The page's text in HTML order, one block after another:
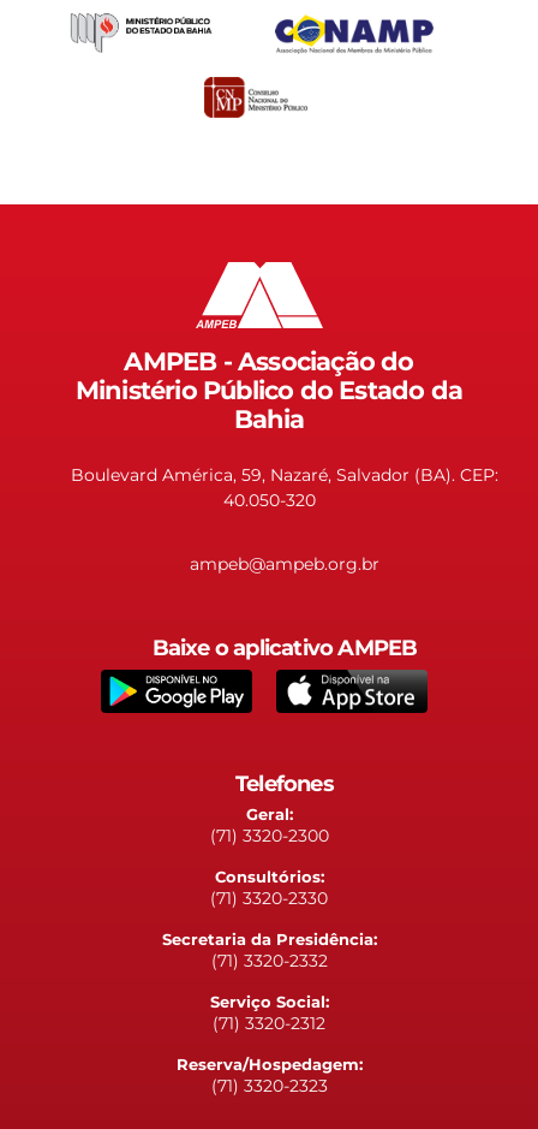
AMPEB - Associação do
Ministério Público do Estado da
Bahia
Boulevard América, 59, Nazaré, Salvador (BA). CEP:
40.050-320
ampeb@ampeb.org.br
Baixe o aplicativo AMPEB
Telefones
Geral:
(71) 3320-2300
Consultórios:
(71) 3320-2330
Secretaria da Presidência:
(71) 3320-2332
Serviço Social:
(71) 3320-2312
Reserva/Hospedagem:
(71) 3320-2323